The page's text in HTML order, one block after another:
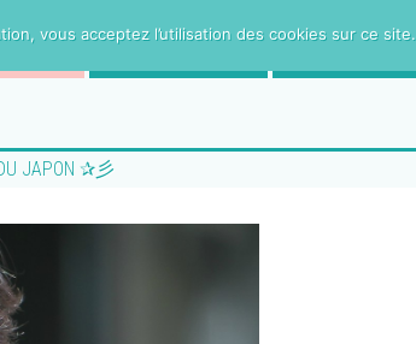
JAPON ✰彡
vous acceptez l’utilisation des cookies sur ce site.